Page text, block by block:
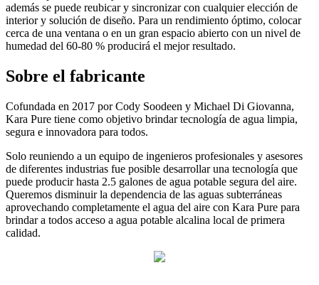
además se puede reubicar y sincronizar con cualquier elección de
interior y solución de diseño. Para un rendimiento óptimo, colocar
cerca de una ventana o en un gran espacio abierto con un nivel de
humedad del 60-80 % producirá el mejor resultado.
Sobre el fabricante
Cofundada en 2017 por Cody Soodeen y Michael Di Giovanna,
Kara Pure tiene como objetivo brindar tecnología de agua limpia,
segura e innovadora para todos.
Solo reuniendo a un equipo de ingenieros profesionales y asesores
de diferentes industrias fue posible desarrollar una tecnología que
puede producir hasta 2.5 galones de agua potable segura del aire.
Queremos disminuir la dependencia de las aguas subterráneas
aprovechando completamente el agua del aire con Kara Pure para
brindar a todos acceso a agua potable alcalina local de primera
calidad.